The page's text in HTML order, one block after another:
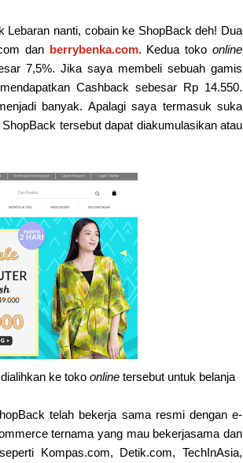
Lebaran nanti, cobain ke ShopBack deh! Dua
dan berrybenka.com. Kedua toko online
7,5%. Jika saya membeli sebuah gamis
Cashback sebesar Rp 14.550.
banyak. Apalagi saya termasuk suka
tersebut dapat diakumulasikan atau
ke toko online tersebut untuk belanja
telah bekerja sama resmi dengan e-
ternama yang mau bekerjasama dan
Kompas.com, Detik.com, TechInAsia,